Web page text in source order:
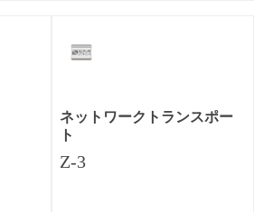
ネットワークトランスポー
ト
Z-3